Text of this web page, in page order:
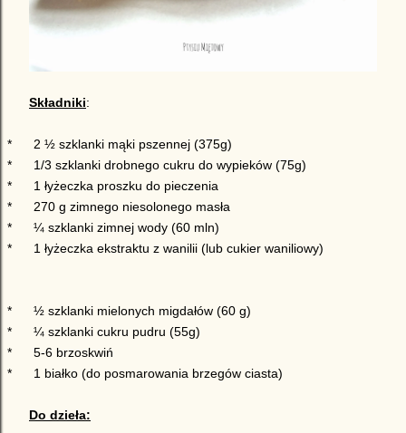
Składniki:
*
2 ½ szklanki mąki pszennej (375g)
*
1/3 szklanki drobnego cukru do wypieków (75g)
*
1 łyżeczka proszku do pieczenia
*
270 g zimnego niesolonego masła
*
¼ szklanki zimnej wody (60 mln)
*
1 łyżeczka ekstraktu z wanilii (lub cukier waniliowy)
*
½ szklanki mielonych migdałów (60 g)
*
¼ szklanki cukru pudru (55g)
*
5-6 brzoskwiń
*
1 białko (do posmarowania brzegów ciasta)
Do dzieła: